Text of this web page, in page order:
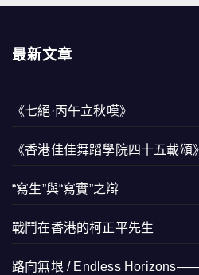
最新文章
《七絕·丙午立秋嘆》
《香港佳佳舞蹈學院四十五載頌
“寫生”與“寫實”之辯
戰鬥在香港的柯正平先生
路向無垠 / Endless Horizons——